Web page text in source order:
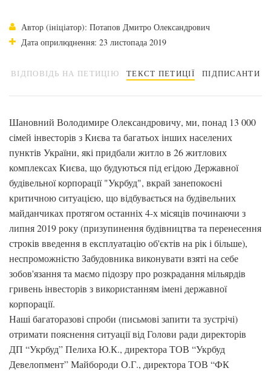
Автор (ініціатор): Потапов Дмитро Олександрович
Дата оприлюднення: 23 листопада 2019
ВІДПОВІДЬ НА ПЕТИЦІЮ ТЕКСТ ПЕТИЦІЇ ПІДПИСАНТИ
Шановний Володимире Олександровичу, ми, понад 13 000
сімей інвесторів з Києва та багатьох інших населених
пунктів України, які придбали житло в 26 житлових
комплексах Києва, що будуються під егідою Державної
будівельної корпорації "Укрбуд", вкрай занепокоєні
критичною ситуацією, що відбувається на будівельних
майданчиках протягом останніх 4-х місяців починаючи з
липня 2019 року (призупинення будівництва та перенесення
строків введення в експлуатацію об'єктів на рік і більше),
неспроможністю Забудовника виконувати взяті на себе
зобов'язання та маємо підозру про розкрадання мільярдів
гривень інвесторів з використанням імені державної
корпорації.
Наші багаторазові спроби (письмові запити та зустрічі)
отримати пояснення ситуації від Голови ради директорів
ДП “Укрбуд” Пелиха Ю.К., директора ТОВ “Укрбуд
Девелопмент” Майбороди О.Г., директора ТОВ “ФК